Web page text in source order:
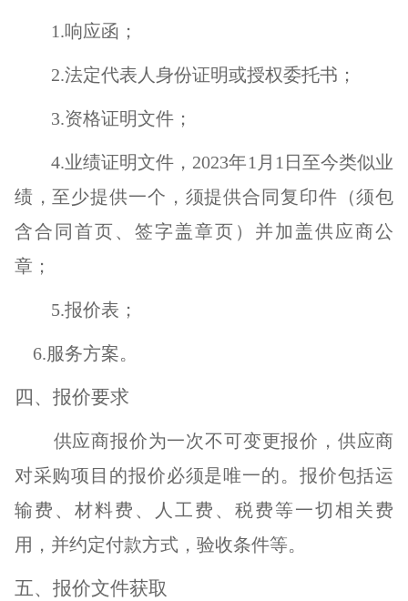
1.响应函；
2.法定代表人身份证明或授权委托书 ；
3.资格证明文件；
4.业绩证明文件，2023年1月1日至今类似业
绩，至少提供一个，须提供合同复印件（须包
含合同首页、签字盖章页）并加盖供应商公
章；
5.报价表；
6.服务方案。
四、报价要求
供应商报价为一次不可变更报价，供应商
对采购项目的报价必须是唯一的。报价包括运
输费、材料费、人工费、税费等一切相关费
用，并约定付款方式，验收条件等。
五、 报价文件获取